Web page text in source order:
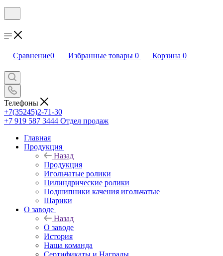
Сравнение0 Избранные товары 0 Корзина 0
Телефоны
+7(35245)2-71-30
+7 919 587 3444 Отдел продаж
Главная
Продукция
Назад
Продукция
Игольчатые ролики
Цилиндрические ролики
Подшипники качения игольчатые
Шарики
О заводе
Назад
О заводе
История
Наша команда
Сертификаты и Награды